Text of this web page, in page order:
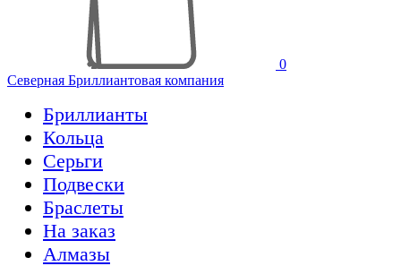
0
Северная Бриллиантовая компания
Бриллианты
Кольца
Серьги
Подвески
Браслеты
На заказ
Алмазы